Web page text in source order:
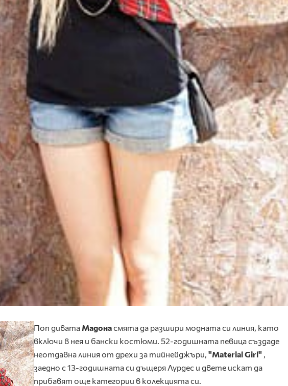
Поп дивата Мадонасмята да разшири модната си линия, като
включи в нея и бански костюми. 52-годишната певица създаде
неотдавна линия от дрехи за тийнейджъри, "MaterialGirl" ,
заедно с 13-годишната си дъщеря Лурдес и двете искат да
прибавят още категории в колекцията си.